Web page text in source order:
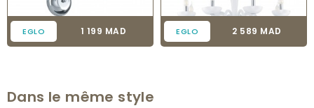
EGLO Prix
1 199 MAD EGLO Prix
2 589 MAD
Dans le même style